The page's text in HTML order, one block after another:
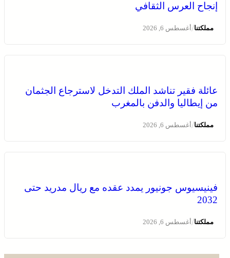
إنجاح العرس الثقافي
مملكتنا/أغسطس 6, 2026
عائلة فقير تناشد الملك التدخل لاسترجاع الجثمان
من إيطاليا والدفن بالمغرب
مملكتنا/أغسطس 6, 2026
فينيسيوس جونيور يمدد عقده مع ريال مدريد حتى
2032
مملكتنا/أغسطس 6, 2026
يقظة أمنية وتنظيم محكم يواكبان افتتاح مهرجان الزربية
الثقافي